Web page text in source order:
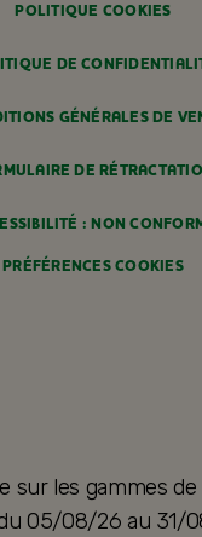
POLITIQUE COOKIES
DE
GÉNÉRALES DE
DE
: NON
PRÉFÉRENCES COOKIES
sur les gammes
05/08/26 au 31/